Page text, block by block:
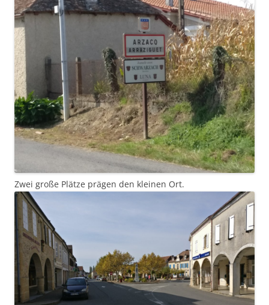
Zwei große Plätze prägen den kleinen Ort.